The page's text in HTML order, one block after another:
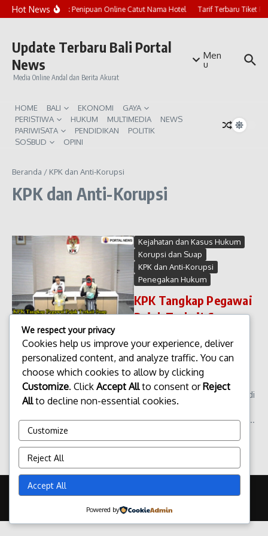
Lewati ke konten
Hot NewsMarak Penipuan Online Catut Nama Hotel Tarif Terbaru Tiket
Update Terbaru Bali Portal
News
Media Online Andal dan Berita Akurat
Men
u
HOME BALI EKONOMI
GAYA
PERISTIWA
HUKUM MULTIMEDIA
NEWS
PARIWISATA
PENDIDIKAN
POLITIK
SOSBUD
OPINI
Beranda / KPK dan Anti-Korupsi
KPK dan Anti-Korupsi
Kejahatan dan Kasus Hukum
Korupsi dan Suap
KPK dan Anti-Korupsi
Penegakan Hukum
KPK Tangkap Pegawai
Pajak Terkait Suap
Terkait Suap. Komisi
Pemberantasan Korupsi (KPK)
kembali menunjukkan
komitmennya dalam
memberantas praktik korupsi di
Indonesia. Kali ini, lembaga
antirasuah tersebut menangk...
Read More
Copyright © 2026 Update Terbaru Bali Portal News | Powered by
We respect your privacy
Cookies help us improve your experience, deliver
personalized content, and analyze traffic. You can
choose which cookies to allow by clicking
Customize. Click Accept Allto consent orReject
Allto decline non-essential cookies.
Customize
Reject All
Accept All
Powered by